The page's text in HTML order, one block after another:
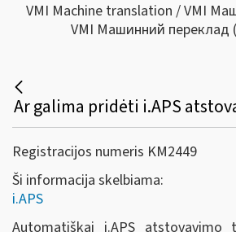
VMI Machine translation / VMI
VMI Машинний переклад (
Registracijos numeris KM2449
Ši informacija skelbiama:
i.APS
Automatiškai i.APS atstovavimo